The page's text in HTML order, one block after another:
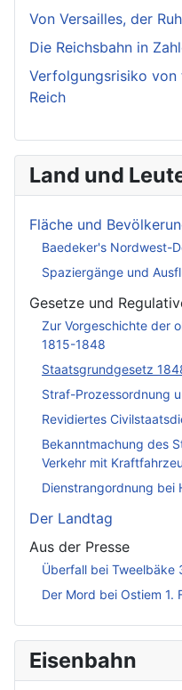
Von Versailles, der
Die Reichsbahn in
Verfolgungsrisiko von
Reich
Land und
Fläche und
Baedeker's Nordwest-
Spaziergänge und
Gesetze und
Zur Vorgeschichte der
1815-1848
Staatsgrundgesetz
Straf-Prozessordnung
Revidiertes
Bekanntmachung des
Verkehr mit
Dienstrangordnung bei
Der Landtag
Aus der Presse
Überfall bei Tweelbäke
Der Mord bei Ostiem 1.
Eisenbahn